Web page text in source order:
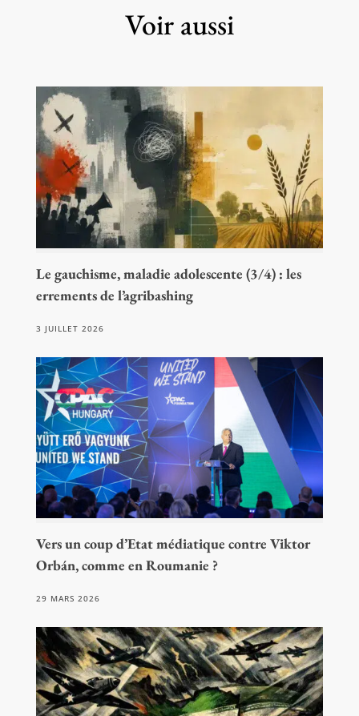
Voir aussi
Le gauchisme, maladie adolescente (3/4) : les
errements de l’agribashing
3 JUILLET 2026
Vers un coup d’Etat médiatique contre Viktor
Orbán, comme en Roumanie ?
29 MARS 2026